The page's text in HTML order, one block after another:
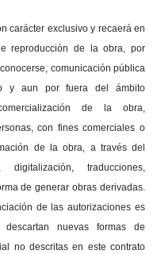
carácter exclusivo y recaerá en
reproducción de la obra, por
comunicación pública
y aun por fuera del ámbito
de la obra,
con fines comerciales o
de la obra, a través del
traducciones,
de generar obras derivadas.
de las autorizaciones es
nuevas formas de
no descritas en este contrato